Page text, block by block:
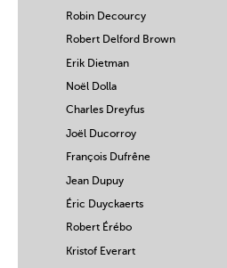
Robin Decourcy
Robert Delford Brown
Erik Dietman
Noël Dolla
Charles Dreyfus
Joël Ducorroy
François Dufrêne
Jean Dupuy
Éric Duyckaerts
Robert Érébo
Kristof Everart